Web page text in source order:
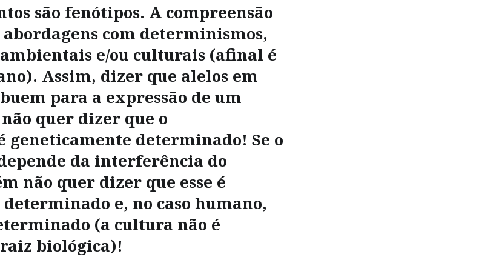
são fenótipos. A compreensão
com determinismos,
e/ou culturais (afinal é
Assim, dizer que alelos em
para a expressão de um
quer dizer que o
geneticamente determinado! Se o
da interferência do
não quer dizer que esse é
e, no caso humano,
(a cultura não é
biológica)!